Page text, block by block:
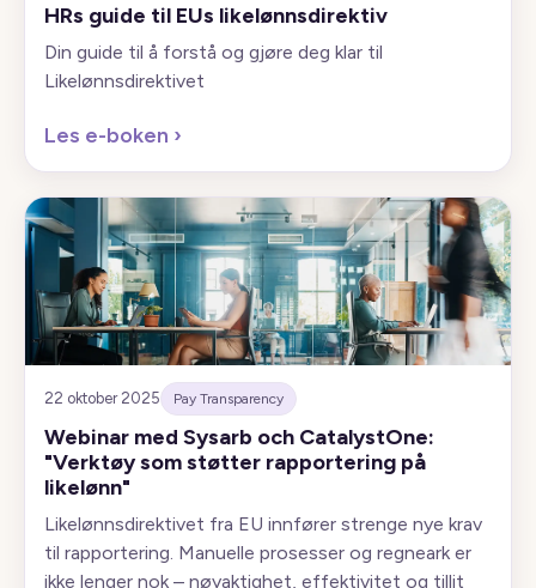
HRs guide til EUs likelønnsdirektiv
Din guide til å forstå og gjøre deg klar til
Likelønnsdirektivet
Les e-boken ›
22 oktober 2025 Pay Transparency
Webinar med Sysarb och CatalystOne:
"Verktøy som støtter rapportering på
likelønn"
Likelønnsdirektivet fra EU innfører strenge nye krav
til rapportering. Manuelle prosesser og regneark er
ikke lenger nok – nøyaktighet, effektivitet og tillit